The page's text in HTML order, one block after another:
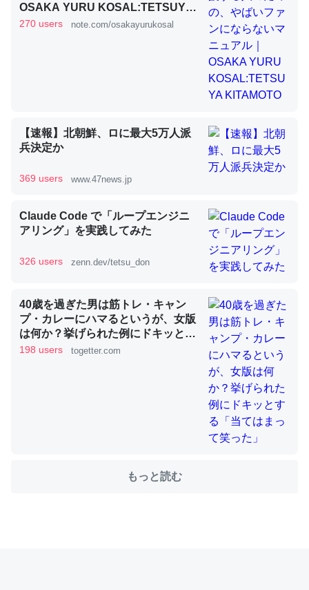
昆虫ってカルシウム少ないのか。知らんかった。調べたら
─ニュース :: 【研究発表】昆虫学の大問題＝「昆虫はなぜ海にいな
論文では「淡水はカルシウムも酸素も不足してて両方に不
利だから両方が拮抗してるのでは」とあって面白い。海に
ずキチンを強化してる筈だが、酵素が違うのか？
─ニュース :: 【研究発表】昆虫学の大問題＝「昆虫はなぜ海にいな
いのか」に関する新仮説
これを元に考えるとカルシウムを大量に使う脊椎動物と貝
類は苦労してるんだな…。腹足類だと殻を無くしてナメク
─ニュース :: 【研究発表】昆虫学の大問題＝「昆虫はなぜ海にいな
ウチもEchoを実家に置いて４年。でたまに覗いてる。ぼ
OSAKA YURU KOSAL:TETSUYA
KITAMOTO
270 users note.com/osakayurukosal
【速報】北朝鮮、ロに最大5万人派
兵決定か
369 users www.47news.jp
Claude Code で「ループエンジニ
アリング」を実践してみた
326 users zenn.dev/tetsu_don
40歳を過ぎた男は筋トレ・キャン
プ・カレーにハマるというが、女版
は何か？挙げられた例にドキッとす
る「当てはまって笑った」
198 users togetter.com
もっと読む